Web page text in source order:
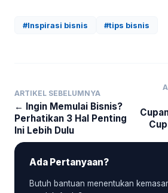
#Inspirasi bisnis #tips bisnis
ARTIKEL SEBELUMNYA
← Ingin Memulai Bisnis?
Perhatikan 3 Hal Penting
Ini Lebih Dulu
Ada Pertanyaan?
Butuh bantuan menentukan